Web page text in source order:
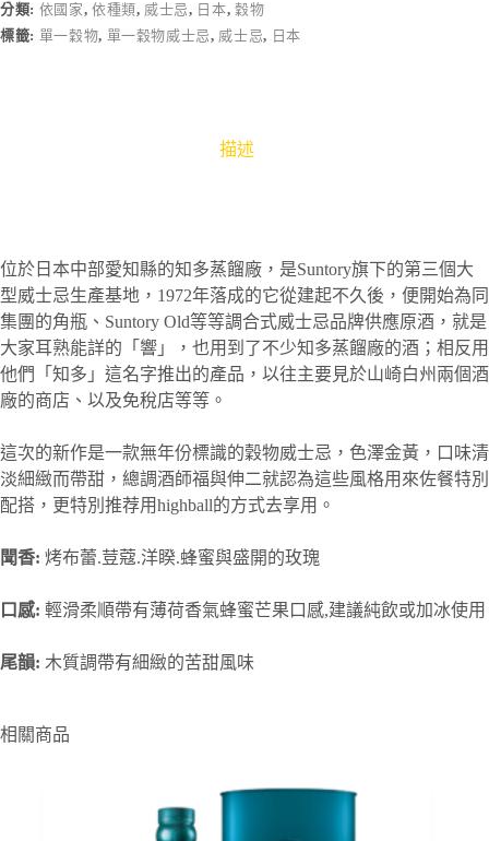
分類: 依國家, 依種類, 威士忌, 日本,穀物
標籤: 單一穀物, 單一穀物威士忌, 威士忌, 日本
描述
位於日本中部愛知縣的知多蒸餾廠，是Suntory旗下的第三個大
型威士忌生產基地，1972年落成的它從建起不久後，便開始為同
集團的角瓶、Suntory Old等等調合式威士忌品牌供應原酒，就是
大家耳熟能詳的「響」，也用到了不少知多蒸餾廠的酒；相反用
他們「知多」這名字推出的產品，以往主要見於山崎白州兩個酒
廠的商店、以及免稅店等等。
這次的新作是一款無年份標識的穀物威士忌，色澤金黃，口味清
淡細緻而帶甜，總調酒師福與伸二就認為這些風格用來佐餐特別
配搭，更特別推荐用highball的方式去享用。
聞香: 烤布蕾.荳蔻.洋睽.蜂蜜與盛開的玫瑰
口感: 輕滑柔順帶有薄荷香氣蜂蜜芒果口感,建議純飲或加冰使用
尾韻: 木質調帶有細緻的苦甜風味
相關商品